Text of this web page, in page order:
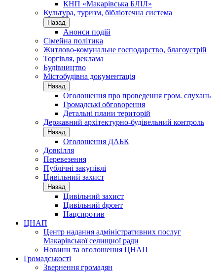
КНП «Макарівська БЛІЛ»
Культура, туризм, бібліотечна система
Назад
Анонси подій
Сімейна політика
Житлово-комунальне господарство, благоустрій
Торгівля, реклама
Будівництво
Містобудівна документація
Назад
Оголошення про проведення гром. слухань
Громадські обговорення
Детальні плани територій
Державний архітектурно-будівельний контроль
Назад
Оголошення ДАБК
Довкілля
Перевезення
Публічні закупівлі
Цивільний захист
Назад
Цивільний захист
Цивільний фронт
Нацспротив
ЦНАП
Центр надання адміністративних послуг
Макарівської селищної ради
Новини та оголошення ЦНАП
Громадськості
Звернення громадян